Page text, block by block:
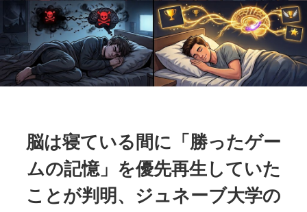
脳は寝ている間に「勝ったゲー
ムの記憶」を優先再生していた
ことが判明、ジュネーブ大学の